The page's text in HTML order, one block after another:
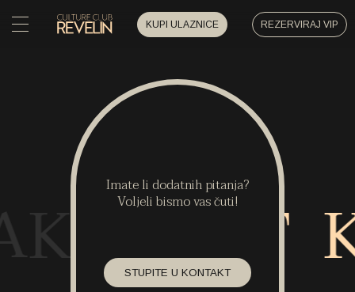
KUPI ULAZNICE REZERVIRAJ VIP
DOGAĐAJI
DOGAĐAJI
PRIVATNI DOGAĐAJI
PRIVATNI DOGAĐAJI
UMJETNICI
UMJETNICI
Imate li dodatnih pitanja?
Voljeli bismo vas čuti!
STUPITE U KONTAKT